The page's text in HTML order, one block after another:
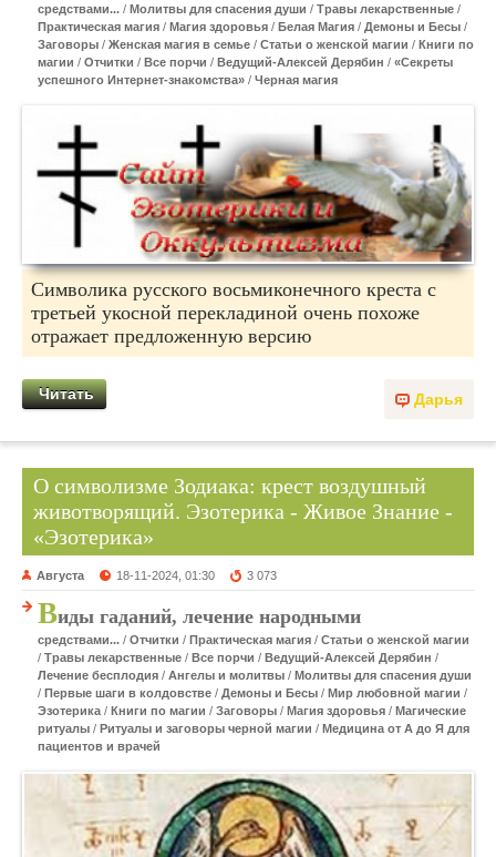
средствами... / Молитвы для спасения души / Травы лекарственные /
Практическая магия / Магия здоровья / Белая Магия / Демоны и Бесы /
Заговоры / Женская магия в семье / Статьи о женской магии / Книги по
магии / Отчитки / Все порчи / Ведущий-Алексей Дерябин / «Секреты
успешного Интернет-знакомства» / Черная магия
Символика русского восьмиконечного креста с
третьей укосной перекладиной очень похоже
отражает предложенную версию
Дарья
Читать
О символизме Зодиака: крест воздушный
животворящий. Эзотерика - Живое Знание -
«Эзотерика»
Августа 18-11-2024, 01:30 3 073
Виды гаданий, лечение народными
средствами... / Отчитки / Практическая магия / Статьи о женской магии
/ Травы лекарственные / Все порчи / Ведущий-Алексей Дерябин /
Лечение бесплодия / Ангелы и молитвы / Молитвы для спасения души
/ Первые шаги в колдовстве / Демоны и Бесы / Мир любовной магии /
Эзотерика / Книги по магии / Заговоры / Магия здоровья / Магические
ритуалы / Ритуалы и заговоры черной магии / Медицина от А до Я для
пациентов и врачей